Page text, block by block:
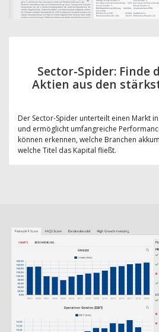
Sector-Spider: Finde
Aktien aus den
Der Sector-Spider unterteilt einen Markt
und ermöglicht umfangreiche
können erkennen, welche Branchen
welche Titel das Kapital fließt.